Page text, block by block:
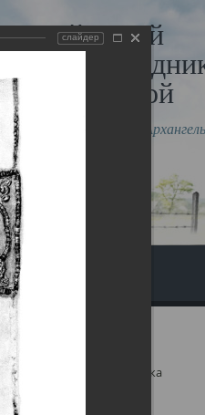
музей
и
митрополита
Даниила
Вопрос-ответ
собор Архангельска
слайдер